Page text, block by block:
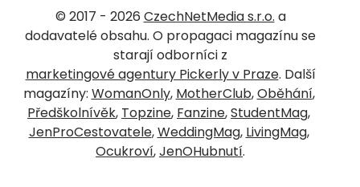
© 2017 - 2026 CzechNetMedia s.r.o. a
dodavatelé obsahu. O propagaci magazínu se
starají odborníci z
marketingové agentury Pickerly v Praze. Další
magazíny: WomanOnly, MotherClub,Oběhání,
Předškolnívěk, Topzine, Fanzine,StudentMag,
JenProCestovatele,WeddingMag, LivingMag,
Ocukroví,JenOHubnutí.